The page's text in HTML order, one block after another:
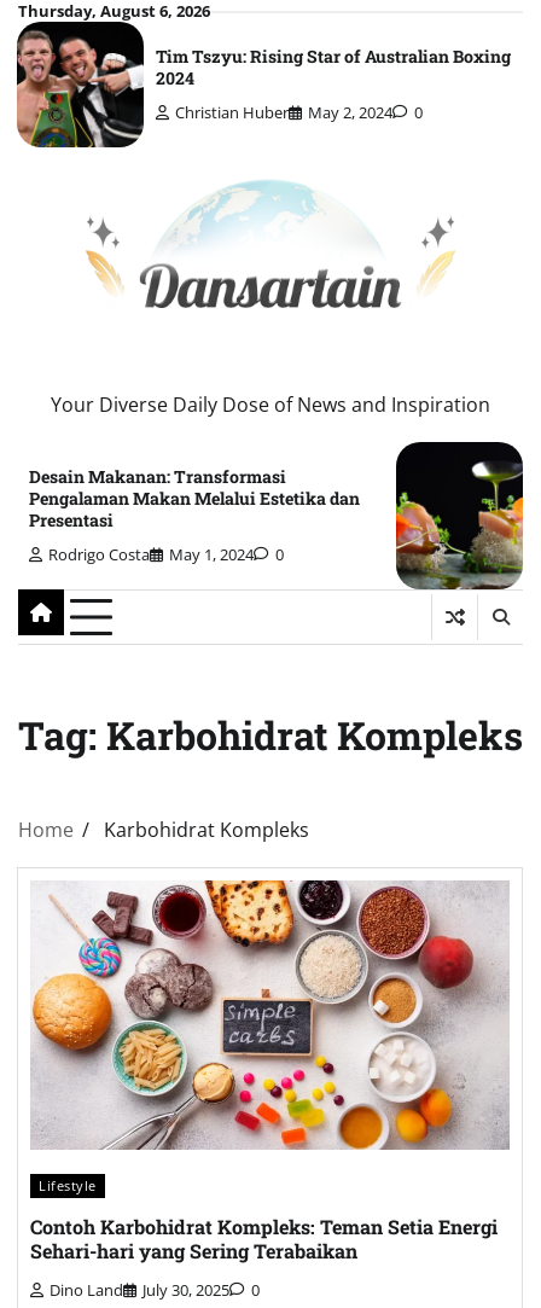
Skip
to
content
Thursday, August 6, 2026
Tim Tszyu: Rising Star of Australian Boxing
2024
Christian Huber May 2, 2024 0
Your Diverse Daily Dose of News and Inspiration
Desain Makanan: Transformasi
Pengalaman Makan Melalui Estetika dan
Presentasi
Rodrigo Costa May 1, 2024 0
Tag: Karbohidrat Kompleks
Home Karbohidrat Kompleks
Lifestyle
Contoh Karbohidrat Kompleks: Teman Setia Energi
Sehari-hari yang Sering Terabaikan
Dino Land July 30, 2025 0